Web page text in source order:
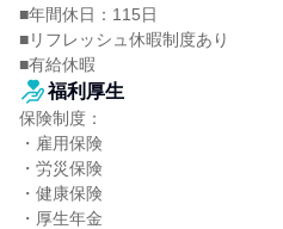
■年間休日：115日
■リフレッシュ休暇制度あり
■有給休暇
福利厚生
保険制度：
・雇用保険
・労災保険
・健康保険
・厚生年金